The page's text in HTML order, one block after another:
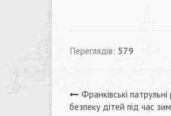
Переглядів: 579
Франківські
безпеку дітей під час